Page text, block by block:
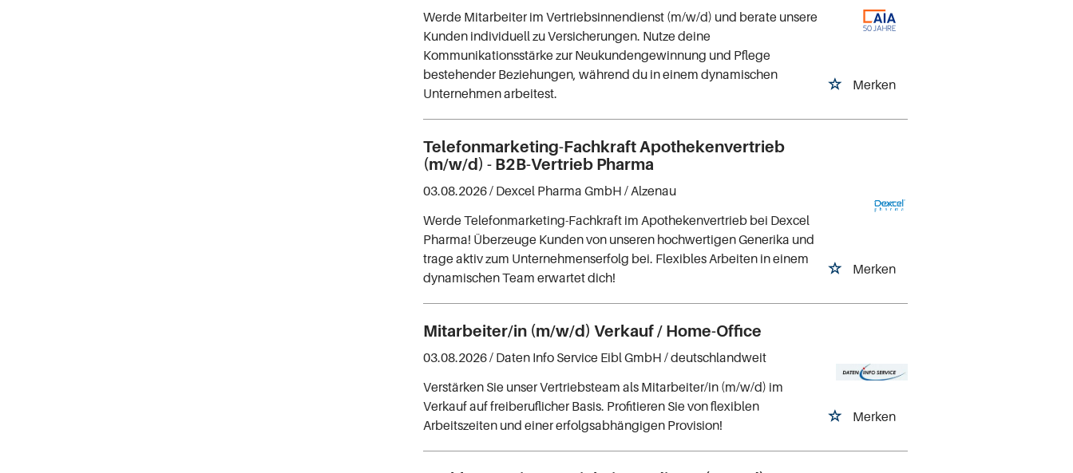
Merken
Werde Mitarbeiter im Vertriebsinnendienst (m/w/d) und berate unsere
Kunden individuell zu Versicherungen. Nutze deine
Kommunikationsstärke zur Neukundengewinnung und Pflege
bestehender Beziehungen, während du in einem dynamischen
Unternehmen arbeitest.
Telefonmarketing-Fachkraft Apothekenvertrieb
(m/w/d) - B2B-Vertrieb Pharma
Merken
03.08.2026 / Dexcel Pharma GmbH / Alzenau
Werde Telefonmarketing-Fachkraft im Apothekenvertrieb bei Dexcel
Pharma! Überzeuge Kunden von unseren hochwertigen Generika und
trage aktiv zum Unternehmenserfolg bei. Flexibles Arbeiten in einem
dynamischen Team erwartet dich!
Mitarbeiter/in (m/w/d) Verkauf / Home-Office
Merken
03.08.2026 / Daten Info Service Eibl GmbH / deutschlandweit
Verstärken Sie unser Vertriebsteam als Mitarbeiter/in (m/w/d) im
Verkauf auf freiberuflicher Basis. Profitieren Sie von flexiblen
Arbeitszeiten und einer erfolgsabhängigen Provision!